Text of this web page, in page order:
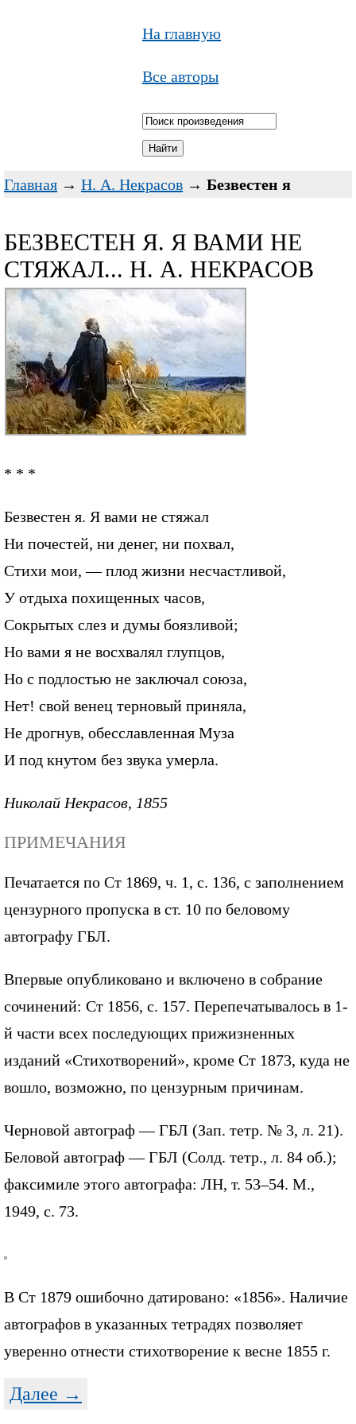
На главную
Все авторы
Главная → Н. А. Некрасов → Безвестен я
БЕЗВЕСТЕН Я. Я ВАМИ НЕ
СТЯЖАЛ... Н. А. НЕКРАСОВ
* * *
Безвестен я. Я вами не стяжал
Ни почестей, ни денег, ни похвал,
Стихи мои, — плод жизни несчастливой,
У отдыха похищенных часов,
Сокрытых слез и думы боязливой;
Но вами я не восхвалял глупцов,
Но с подлостью не заключал союза,
Нет! свой венец терновый приняла,
Не дрогнув, обесславленная Муза
И под кнутом без звука умерла.
Николай Некрасов, 1855
ПРИМЕЧАНИЯ
Печатается по Ст 1869, ч. 1, с. 136, с заполнением
цензурного пропуска в ст. 10 по беловому
автографу ГБЛ.
Впервые опубликовано и включено в собрание
сочинений: Ст 1856, с. 157. Перепечатывалось в 1-
й части всех последующих прижизненных
изданий «Стихотворений», кроме Ст 1873, куда не
вошло, возможно, по цензурным причинам.
Черновой автограф — ГБЛ (Зап. тетр. № 3, л. 21).
Беловой автограф — ГБЛ (Солд. тетр., л. 84 об.);
факсимиле этого автографа: ЛН, т. 53–54. М.,
1949, с. 73.
В Ст 1879 ошибочно датировано: «1856». Наличие
автографов в указанных тетрадях позволяет
уверенно отнести стихотворение к весне 1855 г.
Далее →